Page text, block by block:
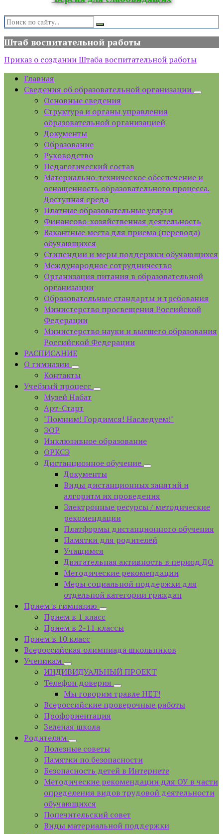
Search:
Штаб воспитательной работы
Приказ о создании Штаба воспитательной работы
Главная
Сведения об образовательной организации
Основные сведения
Структура и органы управления
образовательной организацией
Документы
Образование
Руководство
Педагогический состав
Материально-техническое обеспечение и
оснащенность образовательного процесса.
Доступная среда
Платные образовательные услуги
Финансово-хозяйственная деятельность
Вакантные места для приема (перевода)
обучающихся
Стипендии и меры поддержки обучающихся
Международное сотрудничество
Организация питания в образовательной
организации
Образовательные стандарты и требования
Министерство просвещения Российской
Федерации
Министерство науки и высшего образования
Российской Федерации
РАСПИСАНИЕ
О гимназии
Контакты
Учебный процесс
Музей Набат
Арт-Старт
"Помним! Гордимся! Наследуем!"
ЭОР
Инклюзивное образование
ОРКСЭ
Дистанционное обучение
Документы
Виды дистанционных занятий и
алгоритм их проведения
Электронные ресурсы / методические
рекомендации
Платформы дистанционного обучения
Памятки для родителей
Учащимся
Двигательная активность в период ДО
Методические рекомендации
Меры социальной поддержки для
отдельной категории граждан
Прием в гимназию
Прием в 1 класс
Прием в 2-11 классы
Прием в 10 класс
Всероссийская олимпиада школьников
Ученикам
ИНДИВИДУАЛЬНЫЙ ПРОЕКТ
Телефон доверия
Мы говорим травле НЕТ!
Всероссийские проверочные работы
Профориентация
Зеленая школа
Родителям
Полезные советы
Памятки по безопасности
Безопасность детей в Интернете
Методические рекомендации для ОУ в части
определения видов трудовой деятельности
обучающихся
Попечительский совет
Виды материальной поддержки